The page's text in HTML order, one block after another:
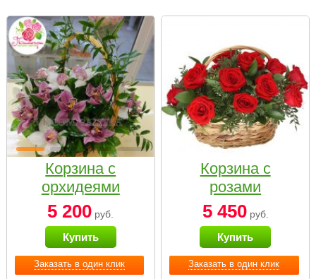
Заказать в один клик
Корзина с
орхидеями
малая
5 200 руб.
Купить
Заказать в один клик
Корзина с
розами
«Красный
Париж»
5 450руб.
Купить